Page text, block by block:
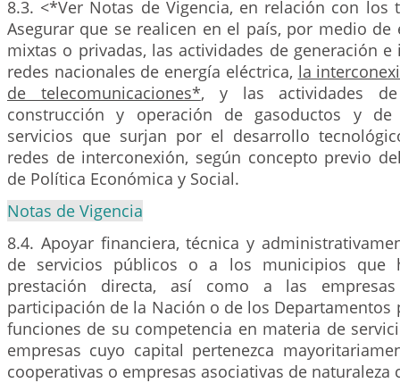
8.3. <*Ver Notas de Vigencia, en relación con los
Asegurar que se realicen en el país, por medio de
mixtas o privadas, las actividades de generación
redes nacionales de energía eléctrica, la
de telecomunicaciones*, y las actividades de
construcción y operación de gasoductos y
servicios que surjan por el desarrollo
redes de interconexión, según concepto previo
de Política Económica y Social.
Notas de Vigencia
8.4. Apoyar financiera, técnica y
de servicios públicos o a los municipios que
prestación directa, así como a las empresas
participación de la Nación o de los Departamentos
funciones de su competencia en materia de
empresas cuyo capital pertenezca
cooperativas o empresas asociativas de naturaleza